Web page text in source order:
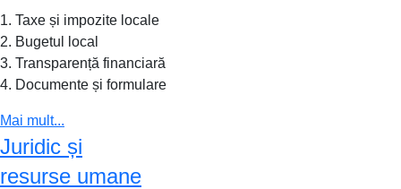
1. Taxe și impozite locale
2. Bugetul local
3. Transparență financiară
4. Documente și formulare
Mai mult...
Juridic și
resurse umane